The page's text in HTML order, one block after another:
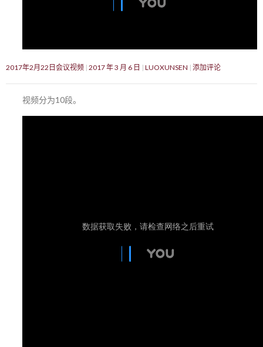
2017年2月22日会议视频 2017 年 3 月 6 日 LUOXUNSEN 添加评论
视频分为10段。